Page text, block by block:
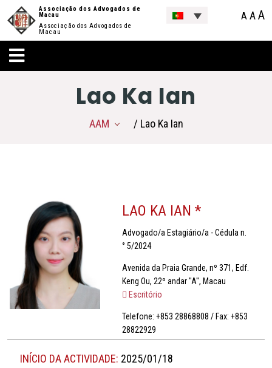
Associação dos Advogados de
Macau
Associação dos Advogados de
Macau
A AA
Lao Ka Ian
AAM / Lao Ka Ian
LAO KA IAN *
Advogado/a Estagiário/a - Cédula n.
° 5/2024
Avenida da Praia Grande, nº 371, Edf.
Keng Ou, 22º andar "A", Macau
Escritório
Telefone: +853 28868808 / Fax: +853
28822929
INÍCIO DA ACTIVIDADE: 2025/01/18